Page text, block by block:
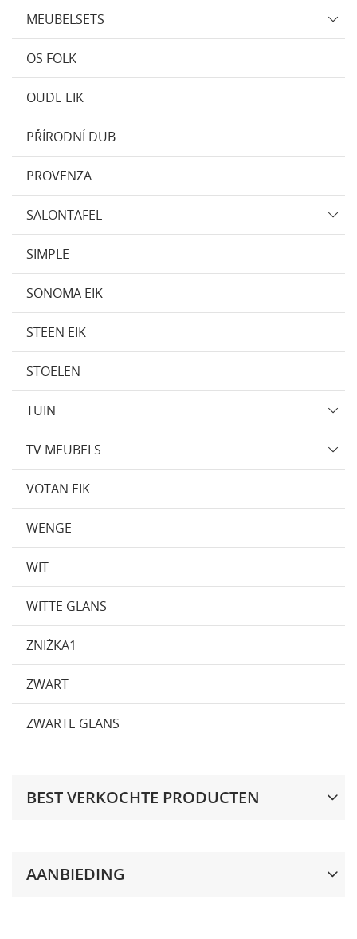
MEUBELSETS
OS FOLK
OUDE EIK
PŘÍRODNÍ DUB
PROVENZA
SALONTAFEL
SIMPLE
SONOMA EIK
STEEN EIK
STOELEN
TUIN
TV MEUBELS
VOTAN EIK
WENGE
WIT
WITTE GLANS
ZNIŻKA1
ZWART
ZWARTE GLANS
BEST VERKOCHTE PRODUCTEN
AANBIEDING